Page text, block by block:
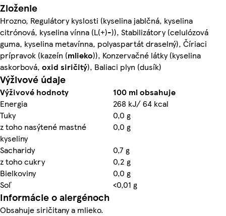
Zloženie
Hrozno, Regulátory kyslosti (kyselina jablčná, kyselina
citrónová, kyselina vínna (L(+)-)), Stabilizátory (celulózová
guma, kyselina metavínna, polyaspartát draselný), Číriaci
prípravok (kazeín (mlieko)), Konzervačné látky (kyselina
askorbová, oxid siričitý), Baliaci plyn (dusík)
Výživové údaje
Výživové hodnoty
100 ml obsahuje
Energia
268 kJ/ 64 kcal
Tuky
0,0 g
z toho nasýtené mastné
kyseliny
0,0 g
Sacharidy
0,7 g
z toho cukry
0,2 g
Bielkoviny
0,0 g
Soľ
<0,01 g
Informácie o alergénoch
Obsahuje siričitany a mlieko.